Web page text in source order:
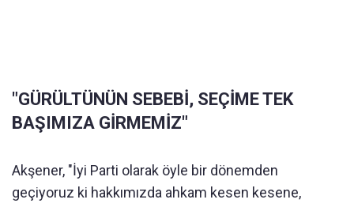
"GÜRÜLTÜNÜN SEBEBİ, SEÇİME TEK
BAŞIMIZA GİRMEMİZ"
Akşener, "İyi Parti olarak öyle bir dönemden
geçiyoruz ki hakkımızda ahkam kesen kesene,